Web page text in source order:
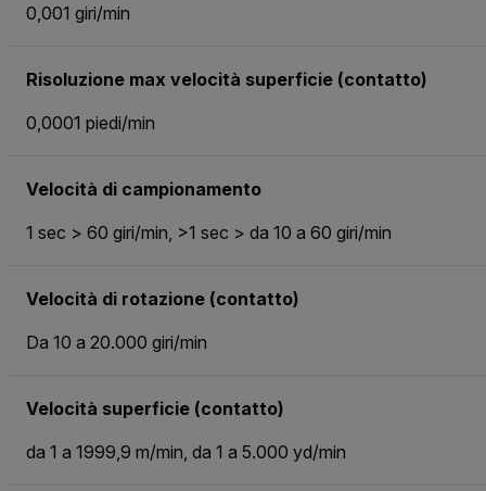
0,001 giri/min
Risoluzione max velocità superficie (contatto)
0,0001 piedi/min
Velocità di campionamento
1 sec > 60 giri/min, >1 sec > da 10 a 60 giri/min
Velocità di rotazione (contatto)
Da 10 a 20.000 giri/min
Velocità superficie (contatto)
da 1 a 1999,9 m/min, da 1 a 5.000 yd/min